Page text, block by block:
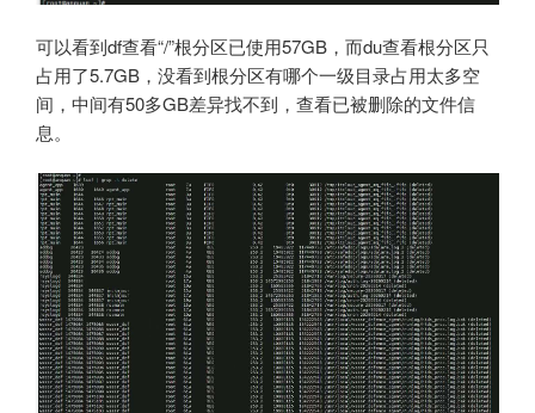
可以看到df查看“/”根分区已使用57GB，而du查看根分区只
占用了5.7GB，没看到根分区有哪个一级目录占用太多空
间，中间有50多GB差异找不到，查看已被删除的文件信
息。